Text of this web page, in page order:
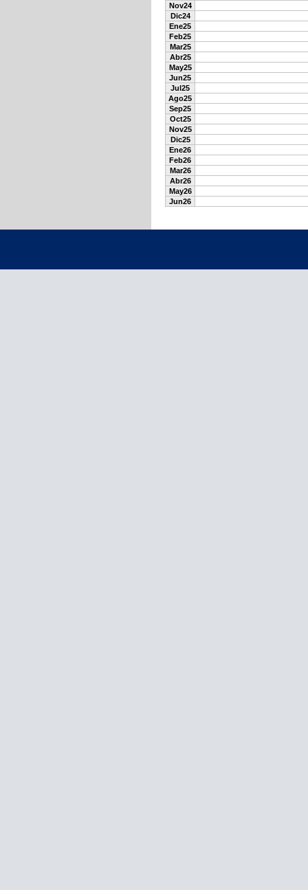
Nov24
Dic24
Ene25
Feb25
Mar25
Abr25
May25
Jun25
Jul25
Ago25
Sep25
Oct25
Nov25
Dic25
Ene26
Feb26
Mar26
Abr26
May26
Jun26